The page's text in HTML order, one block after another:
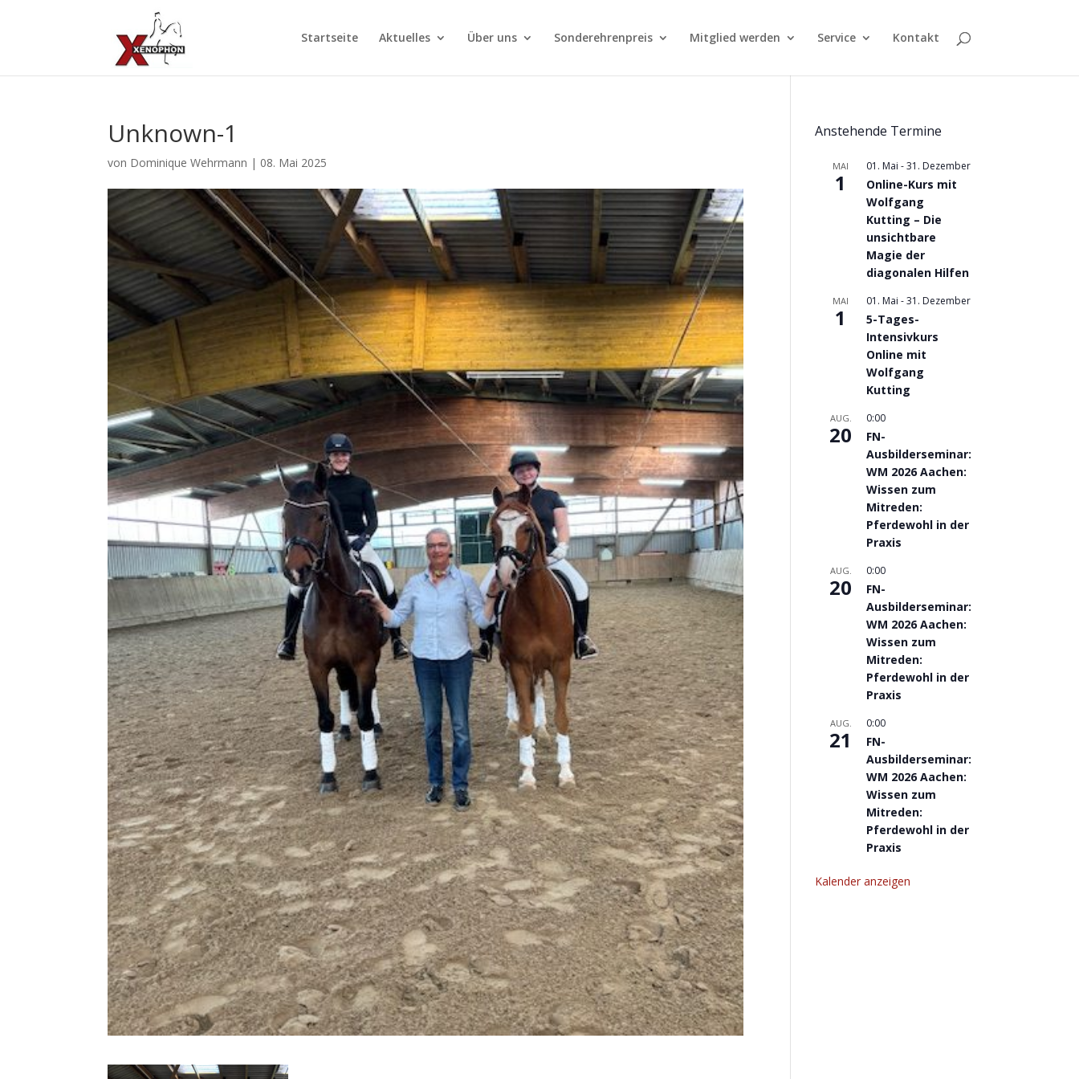
Startseite Aktuelles Über uns Sonderehrenpreis Mitglied werden Service Kontakt
Unknown-1
von Dominique Wehrmann | 08. Mai 2025
Anstehende Termine
MAI
1
01. Mai -31. Dezember
Online-Kurs mit
Wolfgang
Kutting – Die
unsichtbare
Magie der
diagonalen Hilfen
MAI
1
01. Mai -31. Dezember
5-Tages-
Intensivkurs
Online mit
Wolfgang
Kutting
AUG.
20
0:00
FN-
Ausbilderseminar:
WM 2026 Aachen:
Wissen zum
Mitreden:
Pferdewohl in der
Praxis
AUG.
20
0:00
FN-
Ausbilderseminar:
WM 2026 Aachen:
Wissen zum
Mitreden:
Pferdewohl in der
Praxis
AUG.
21
0:00
FN-
Ausbilderseminar:
WM 2026 Aachen:
Wissen zum
Mitreden:
Pferdewohl in der
Praxis
Kalender anzeigen